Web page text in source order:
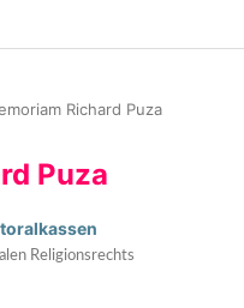
Richard Puza
Puza
Religionsrechts